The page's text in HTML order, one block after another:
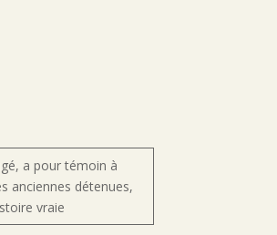
a pour témoin à
anciennes détenues,
vraie